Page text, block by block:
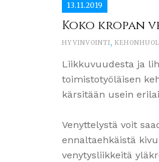
13.11.2019
Koko kropan
HYVINVOINTI,
Liikkuvuudesta ja
toimistotyöläisen
kärsitään usein
Venyttelystä voit
ennaltaehkäistä
venytysliikkeitä